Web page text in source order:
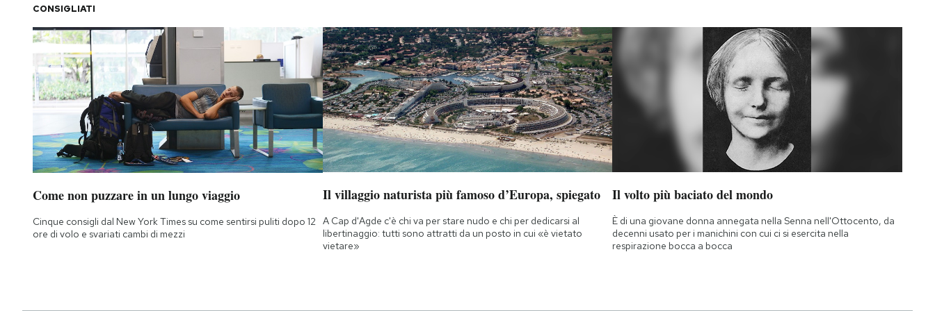
CONSIGLIATI
Come non puzzare in un lungo viaggio
Cinque consigli dal New York Times su come sentirsi puliti dopo 12
ore di volo e svariati cambi di mezzi
Il villaggio naturista più famoso d’Europa, spiegato
A Cap d'Agde c'è chi va per stare nudo e chi per dedicarsi al
libertinaggio: tutti sono attratti da un posto in cui «è vietato
vietare»
Il volto più baciato del mondo
È di una giovane donna annegata nella Senna nell'Ottocento, da
decenni usato per i manichini con cui ci si esercita nella
respirazione bocca a bocca